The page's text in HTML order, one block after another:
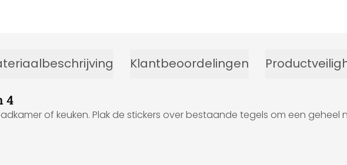
Klantbeoordelingen
4
of keuken. Plak de stickers over bestaande tegels om een geheel